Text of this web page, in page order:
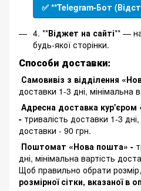
✅ **Telegram-Бот
4. **Віджет на сайті** —
будь-якої сторінки.
Способи доставки:
Самовивіз з відділення
доставки 1-3 дні, мінімальна
Адресна доставка
- тривалість доставки 1-3
доставки - 90 грн.
Поштомат «Нова пошта» -
дні, мінімальна вартість
Щоб правильно обрати
розмірної сітки, вказаної в